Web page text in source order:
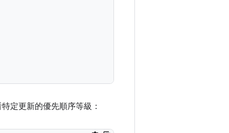
定更新的優先順序等級：